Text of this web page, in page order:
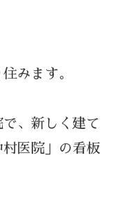
みます。
、新しく建て
医院」の看板